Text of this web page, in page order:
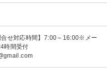
せ対応時間】7:00～16:00※メー
時間受付